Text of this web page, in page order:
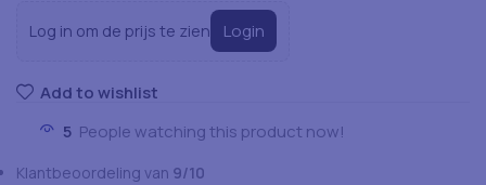
Log in om de prijs te zien Login
Add to wishlist
5 People watching this product now!
Klantbeoordeling van 9/10